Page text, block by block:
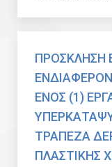
ΠΡΟΣΚΛΗΣΗ
ΕΝΟΣ (1)
ΤΡΑΠΕΖΑ
ΠΛΑΣΤΙΚΗΣ